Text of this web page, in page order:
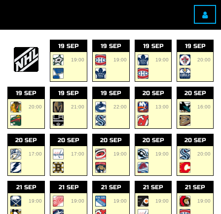
19 SEP
19:00
19 SEP
19:00
19 SEP
19:00
19 SEP
20:00
19 SEP
20:00
19 SEP
21:00
19 SEP
22:00
20 SEP
13:00
20 SEP
16:00
20 SEP
17:00
20 SEP
17:00
20 SEP
19:00
20 SEP
19:00
20 SEP
20:00
21 SEP
19:00
21 SEP
19:00
21 SEP
19:00
21 SEP
19:00
21 SEP
19:00